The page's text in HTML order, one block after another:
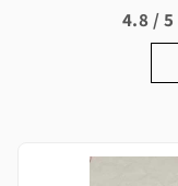
4.8 / 5